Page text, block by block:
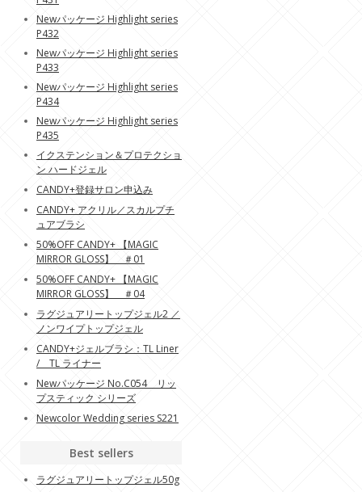
Newパッケージ Highlight series
P432
Newパッケージ Highlight series
P433
Newパッケージ Highlight series
P434
Newパッケージ Highlight series
P435
イクステンション＆プロテクショ
ン ハードジェル
CANDY+登録サロン申込み
CANDY+ アクリル／スカルプチ
ュアブラシ
50%OFF CANDY+ 【MAGIC
MIRROR GLOSS】 ＃01
50%OFF CANDY+ 【MAGIC
MIRROR GLOSS】 ＃04
ラグジュアリートップジェル2 ／
ノンワイプトップジェル
CANDY+ジェルブラシ：TL Liner
/ TL ライナー
Newパッケージ No.C054 リッ
プスティック シリーズ
Newcolor Wedding series S221
Best sellers
ラグジュアリートップジェル50g